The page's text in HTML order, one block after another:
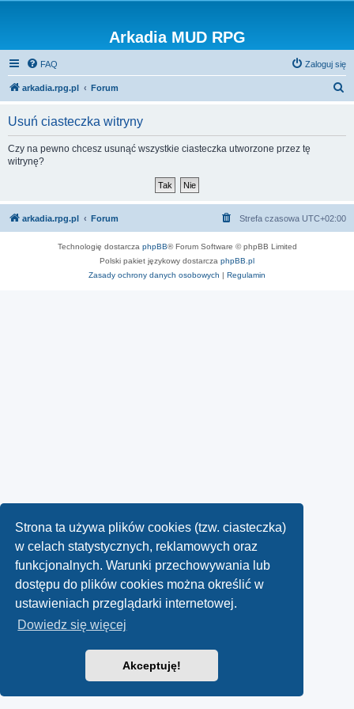
Strona ta używa plików cookies (tzw. ciasteczka)
w celach statystycznych, reklamowych oraz
funkcjonalnych. Warunki przechowywania lub
dostępu do plików cookies można określić w
ustawieniach przeglądarki internetowej.
Dowiedz się więcej
Akceptuję!
Arkadia MUD RPG
FAQ Zaloguj się
arkadia.rpg.pl Forum
Usuń ciasteczka witryny
Czy na pewno chcesz usunąć wszystkie ciasteczka utworzone przez tę
witrynę?
arkadia.rpg.pl Forum Strefa czasowa UTC+02:00
Technologię dostarcza phpBB® Forum Software © phpBB Limited
Polski pakiet językowy dostarcza phpBB.pl
Zasady ochrony danych osobowych | Regulamin